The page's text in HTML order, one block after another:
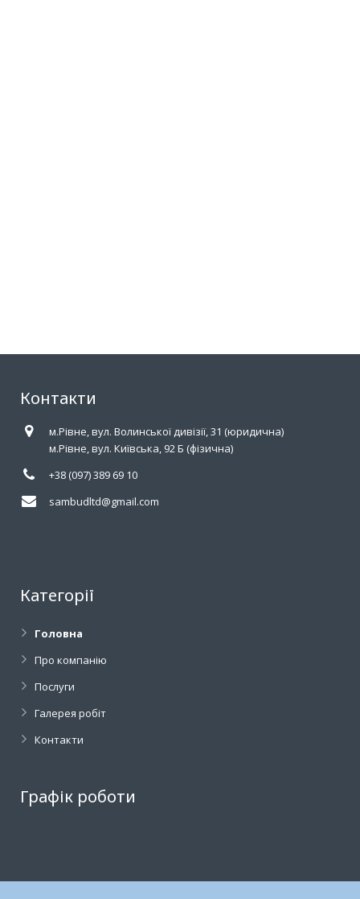
Контакти
м.Рівне, вул. Волинської дивізії, 31 (юридична)
м.Рівне, вул. Київська, 92 Б (фізична)
+38 (097) 389 69 10
sambudltd@gmail.com
Категорії
Головна
Про компанію
Послуги
Галерея робіт
Контакти
Графік роботи